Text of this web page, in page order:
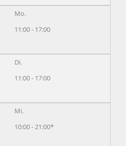
Mo.
11:00 - 17:00
Di.
11:00 - 17:00
Mi.
10:00 - 21:00*